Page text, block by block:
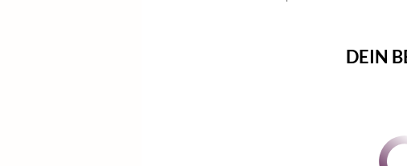
DEIN